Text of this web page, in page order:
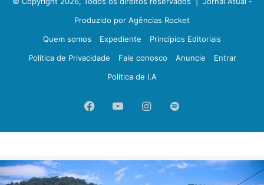
Produzido por Agências Rocket
Quem somos
Expediente
Princípios Editoriais
Política de Privacidade
Fale conosco Anuncie
Entrar
Política de I.A
FacebookYouTubeInstagram
Spotify